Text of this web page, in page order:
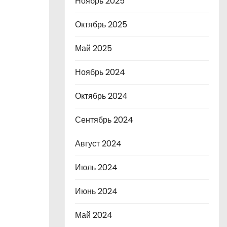
Октябрь 2025
Май 2025
Ноябрь 2024
Октябрь 2024
Сентябрь 2024
Август 2024
Июль 2024
Июнь 2024
Май 2024